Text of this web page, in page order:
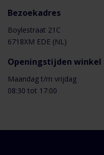
Bezoekadres
Boylestraat 21C
6718XM EDE (NL)
Openingstijden winkel
Maandag t/m vrijdag
08:30 tot 17:00